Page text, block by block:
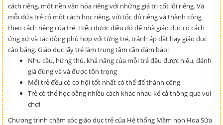
cách riêng, một nền văn hóa riêng với những giá trị cốt lõi riêng. Và
mỗi đứa trẻ có một cách học riêng, với tốc độ riêng và thành công
theo cách riêng của trẻ. Hiểu được điều đó để nhà giáo dục có cách
ứng xử và tác động phù hợp với từng trẻ, tránh áp đặt hay giáo dục
cào bằng. Giáo dục lấy trẻ làm trung tâm cần đảm bảo:
Nhu cầu, hứng thú, khả năng của mỗi trẻ đều được hiểu, đánh
giá đúng và và được tôn trọng
Mỗi trẻ đều có cơ hội tốt nhất có thể để thành công
Trẻ có thể học bằng nhiều cách khác nhau kể cả thông qua vui
chơi
Chương trình chăm sóc giáo dục trẻ của Hệ thống Mầm non Hoa Sữa